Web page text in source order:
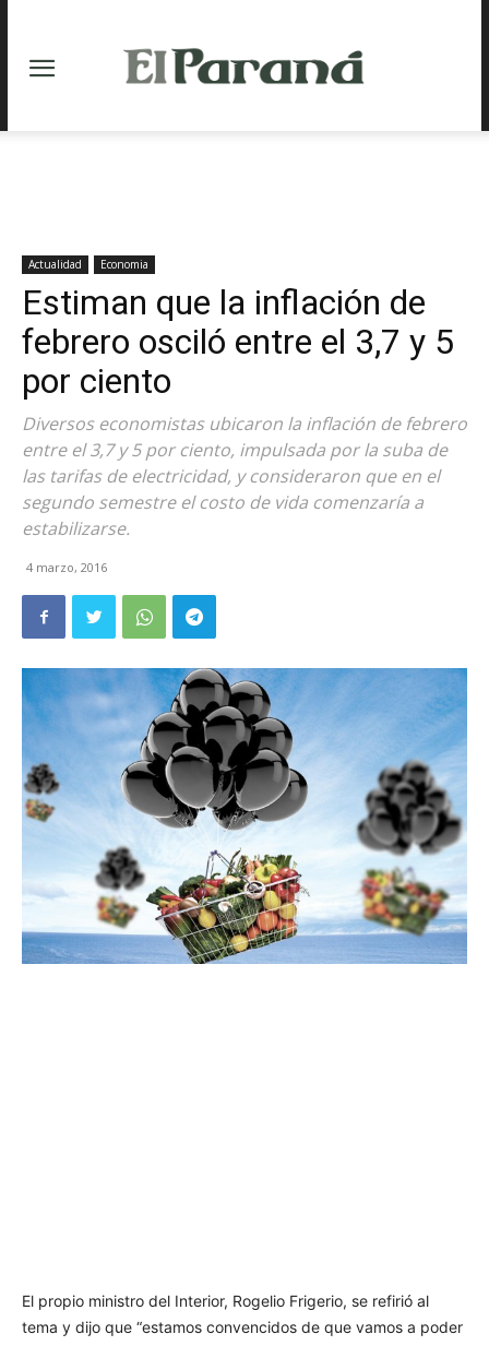
Actualidad Economia
Estiman que la inflación de
febrero osciló entre el 3,7 y 5
por ciento
Diversos economistas ubicaron la inflación de febrero
entre el 3,7 y 5 por ciento, impulsada por la suba de
las tarifas de electricidad, y consideraron que en el
segundo semestre el costo de vida comenzaría a
estabilizarse.
4 marzo, 2016
El propio ministro del Interior, Rogelio Frigerio, se refirió al
tema y dijo que “estamos convencidos de que vamos a poder